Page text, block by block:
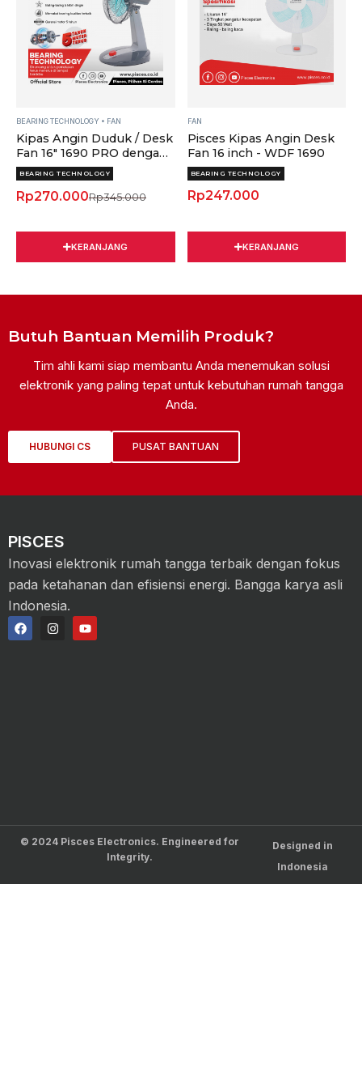
BEARING TECHNOLOGY • FAN
Kipas Angin Duduk / Desk
Fan 16" 1690 PRO dengan
Teknologi Bearing &
Thermofuse
BEARING TECHNOLOGY
Rp345.000
Rp345.000.
Rp270.000
Rp270.000.
Desk
Fan
16"
1690
PRO
Bearing
&
Thermofuse
quantity
KERANJANG
FAN
Pisces Kipas Angin Desk
Fan 16 inch - WDF 1690
BEARING TECHNOLOGY
Rp247.000
Fan
WDF
KERANJANG
Butuh Bantuan Memilih Produk?
Tim ahli kami siap membantu Anda menemukan solusi
elektronik yang paling tepat untuk kebutuhan rumah tangga
Anda.
HUBUNGI CS PUSAT BANTUAN
PISCES
Inovasi elektronik rumah tangga terbaik dengan fokus
pada ketahanan dan efisiensi energi. Bangga karya asli
Indonesia.
F
a
I
n
Y
o
© 2024 Pisces Electronics. Engineered for
Integrity.
Designed in
Indonesia